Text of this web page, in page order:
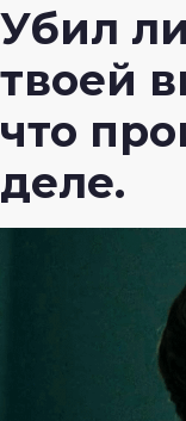
Убил
твоей
что
деле.